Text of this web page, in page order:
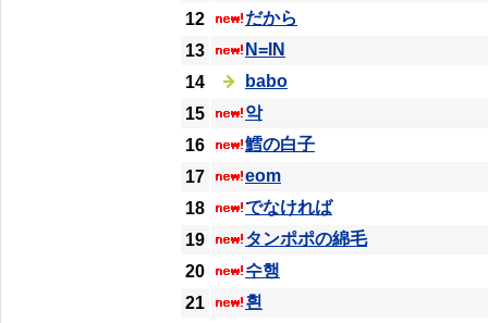
12
だから
13
N=IN
14
babo
15
악
16
鱈の白子
17
eom
18
でなければ
19
タンポポの綿毛
20
수행
21
흰